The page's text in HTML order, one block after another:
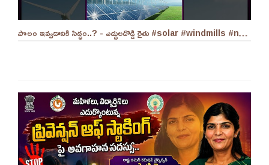
పొలం ఇవ్వడానికి సిద్ధం..? - ఎద్దులదొడ్డి రైతు #solar #windmills #naralokesh #solarenergy